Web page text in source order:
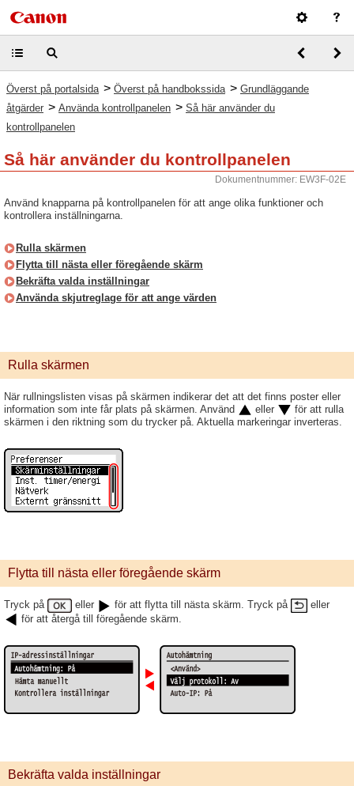
Överst på portalsida > Överst på handbokssida > Grundläggande
åtgärder > Använda kontrollpanelen > Så här använder du
kontrollpanelen
Så här använder du kontrollpanelen
Dokumentnummer: EW3F-02E
Använd knapparna på kontrollpanelen för att ange olika funktioner och
kontrollera inställningarna.
Rulla skärmen
Flytta till nästa eller föregående skärm
Bekräfta valda inställningar
Använda skjutreglage för att ange värden
Rulla skärmen
När rullningslisten visas på skärmen indikerar det att det finns poster eller
information som inte får plats på skärmen. Använd
eller
för att rulla
skärmen i den riktning som du trycker på. Aktuella markeringar inverteras.
Flytta till nästa eller föregående skärm
Tryck på eller för att flytta till nästa skärm. Tryck på
eller
för att återgå till föregående skärm.
Bekräfta valda inställningar